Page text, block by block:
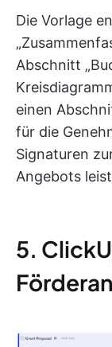
Die Vorlage
Abschnitt
einen
für die
Signaturen
Angebots
5.